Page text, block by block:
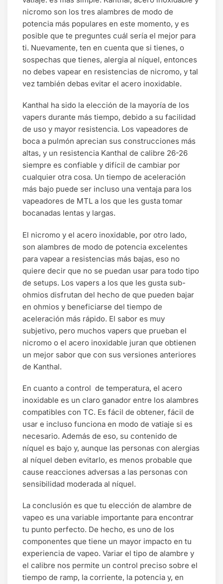
nicromo son los tres alambres de modo de
potencia más populares en este momento, y es
posible que te preguntes cuál sería el mejor para
ti. Nuevamente, ten en cuenta que si tienes, o
sospechas que tienes, alergia al níquel, entonces
no debes vapear en resistencias de nicromo, y tal
vez también debas evitar el acero inoxidable.
Kanthal ha sido la elección de la mayoría de los
vapers durante más tiempo, debido a su facilidad
de uso y mayor resistencia. Los vapeadores de
boca a pulmón aprecian sus construcciones más
altas, y un resistencia Kanthal de calibre 26-26
siempre es confiable y difícil de cambiar por
cualquier otra cosa. Un tiempo de aceleración
más bajo puede ser incluso una ventaja para los
vapeadores de MTL a los que les gusta tomar
bocanadas lentas y largas.
El nicromo y el acero inoxidable, por otro lado,
son alambres de modo de potencia excelentes
para vapear a resistencias más bajas, eso no
quiere decir que no se puedan usar para todo tipo
de setups. Los vapers a los que les gusta sub-
ohmios disfrutan del hecho de que pueden bajar
en ohmios y beneficiarse del tiempo de
aceleración más rápido. El sabor es muy
subjetivo, pero muchos vapers que prueban el
nicromo o el acero inoxidable juran que obtienen
un mejor sabor que con sus versiones anteriores
de Kanthal.
En cuanto a control de temperatura, el acero
inoxidable es un claro ganador entre los alambres
compatibles con TC. Es fácil de obtener, fácil de
usar e incluso funciona en modo de vatiaje si es
necesario. Además de eso, su contenido de
níquel es bajo y, aunque las personas con alergias
al níquel deben evitarlo, es menos probable que
cause reacciones adversas a las personas con
sensibilidad moderada al níquel.
La conclusión es que tu elección de alambre de
vapeo es una variable importante para encontrar
tu punto perfecto. De hecho, es uno de los
componentes que tiene un mayor impacto en tu
experiencia de vapeo. Variar el tipo de alambre y
el calibre nos permite un control preciso sobre el
tiempo de ramp, la corriente, la potencia y, en